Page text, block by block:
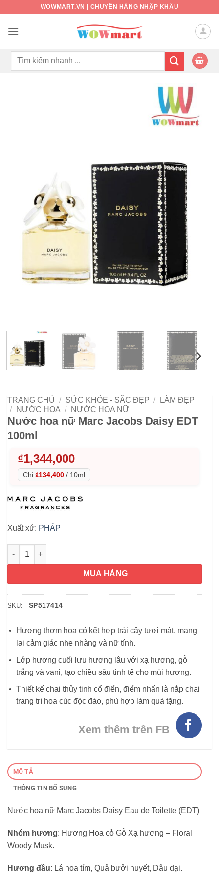
nội
WOWMART.VN | CHUYÊN HÀNG NHẬP KHẨU
Tìm
TRANG CHỦ / SỨC KHỎE - SẮC ĐẸP /
LÀM ĐẸP
/
NƯỚC HOA / NƯỚC HOA NỮ
Nước hoa nữ Marc Jacobs Daisy EDT
100ml
₫1,344,000
Chỉ ₫134,400 / 10ml
Xuất xứ: PHÁP
Nước hoa nữ Marc Jacobs Daisy EDT 100ml số lượng
MUA HÀNG
SKU: SP517414
Hương thơm hoa cỏ kết hợp trái cây tươi mát, mang
lại cảm giác nhẹ nhàng và nữ tính.
Lớp hương cuối lưu hương lâu với xạ hương, gỗ
trắng và vani, tạo chiều sâu tinh tế cho mùi hương.
Thiết kế chai thủy tinh cổ điển, điểm nhấn là nắp chai
trang trí hoa cúc độc đáo, phù hợp làm quà tặng.
Xem thêm trên FB
MÔ TẢ
THÔNG TIN BỔ SUNG
Nước hoa nữ Marc Jacobs Daisy Eau de Toilette (EDT)
Nhóm hương: Hương Hoa cỏ Gỗ Xạ hương – Floral
Woody Musk.
Hương đầu: Lá hoa tím, Quả bưởi huyết, Dâu dại.